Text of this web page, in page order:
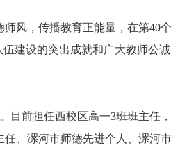
风，传播教育正能量，在第40
建设的突出成就和广大教师公诚
目前担任西校区高一3班班主任
、漯河市师德先进个人、漯河